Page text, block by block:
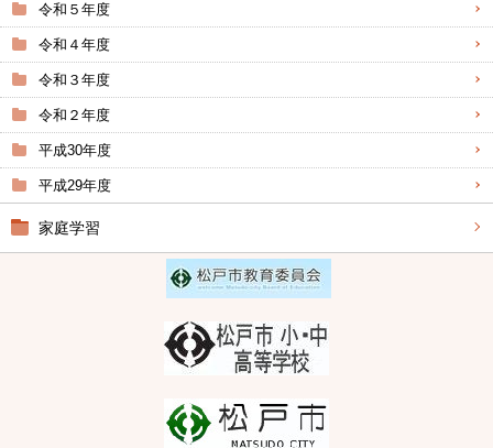
令和５年度
令和４年度
令和３年度
令和２年度
平成30年度
平成29年度
家庭学習